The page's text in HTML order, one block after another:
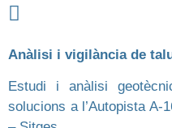
Anàlisi i vigilància de
Estudi i anàlisi
solucions a l’Autopista A-